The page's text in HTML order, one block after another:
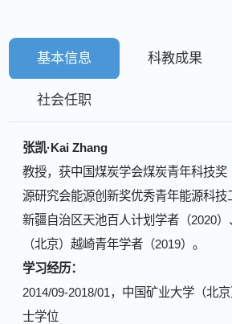
基本信息 科教成果
社会任职
张凯·Kai Zhang
教授，获中国煤炭学会煤炭青年科技奖
源研究会能源创新奖优秀青年能源科技
新疆自治区天池百人计划学者（2020
（北京）越崎青年学者（2019）。
学习经历：
2014/09-2018/01，中国矿业大学（北
士学位